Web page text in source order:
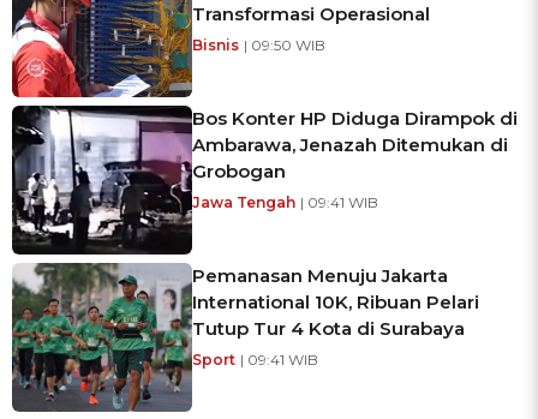
Transformasi Operasional
Bisnis | 09:50 WIB
Bos Konter HP Diduga Dirampok di
Ambarawa, Jenazah Ditemukan di
Grobogan
Jawa Tengah | 09:41 WIB
Pemanasan Menuju Jakarta
International 10K, Ribuan Pelari
Tutup Tur 4 Kota di Surabaya
Sport | 09:41 WIB